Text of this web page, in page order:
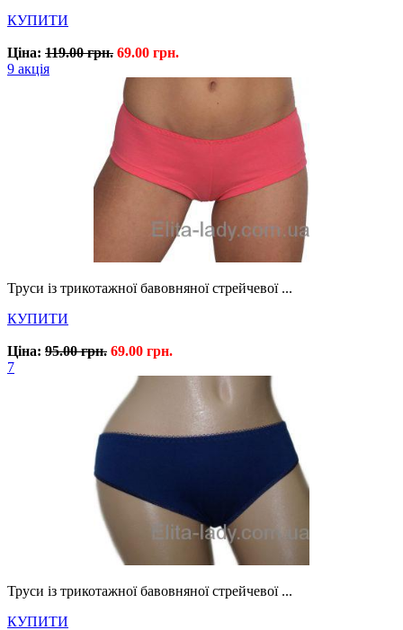
КУПИТИ
Ціна: 119.00 грн. 69.00 грн.
9 акція
Труси із трикотажної бавовняної стрейчевої ...
КУПИТИ
Ціна: 95.00 грн. 69.00 грн.
7
Труси із трикотажної бавовняної стрейчевої ...
КУПИТИ